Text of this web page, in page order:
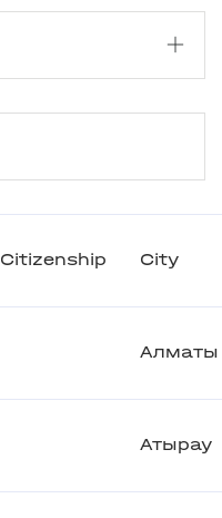
Citizenship City
Алматы
Атырау